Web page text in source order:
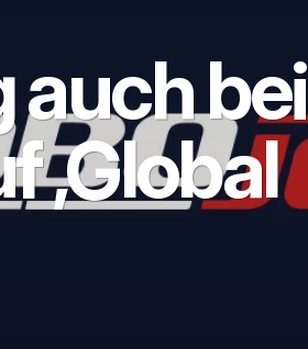
bei
‚Global